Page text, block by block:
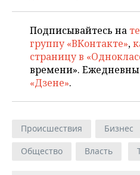
Подписывайтесь на
группу «ВКонтакте»,
страницу в
времени».
«Дзене».
Происшествия Бизнес
Общество
Власть